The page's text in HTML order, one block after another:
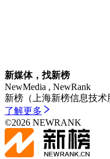
新媒体，找新榜
NewMedia , NewRank
新榜（上海新榜信息技
了解更多
©2026 NEWRANK